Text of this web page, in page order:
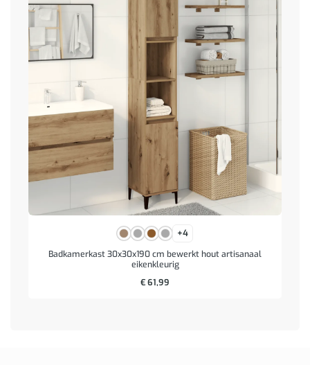
+4
Badkamerkast 30x30x190 cm bewerkt hout artisanaal
eikenkleurig
€61,99